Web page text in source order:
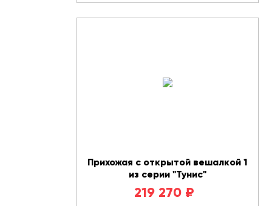
Прихожая с открытой вешалкой 1
из серии "Тунис"
219 270 ₽